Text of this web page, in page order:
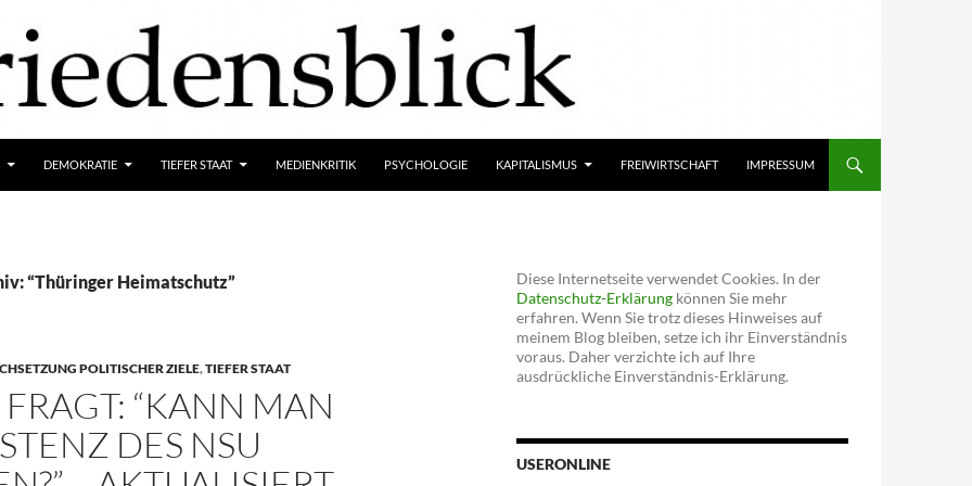
DEMOKRATIE TIEFER STAAT MEDIENKRITIK PSYCHOLOGIE KAPITALISMUS FREIWIRTSCHAFT IMPRESSUM
“Thüringer Heimatschutz”
POLITISCHER ZIELE,TIEFER STAAT
FRAGT: “KANN MAN
DES NSU
Diese Internetseite verwendet Cookies. In der
Datenschutz-Erklärung können Sie mehr
erfahren. Wenn Sie trotz dieses Hinweises auf
meinem Blog bleiben, setze ich ihr Einverständnis
voraus. Daher verzichte ich auf Ihre
ausdrückliche Einverständnis-Erklärung.
USERONLINE